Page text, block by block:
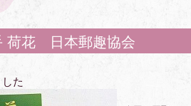
荷花 日本郵趣協会
た